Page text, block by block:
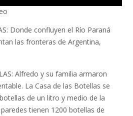
Donde confluyen el Río Paraná
las fronteras de Argentina,
Alfredo y su familia armaron
La Casa de las Botellas se
de un litro y medio de la
tienen 1200 botellas de